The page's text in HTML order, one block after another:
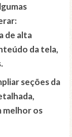
de alta
da tela,
seções da
melhor os